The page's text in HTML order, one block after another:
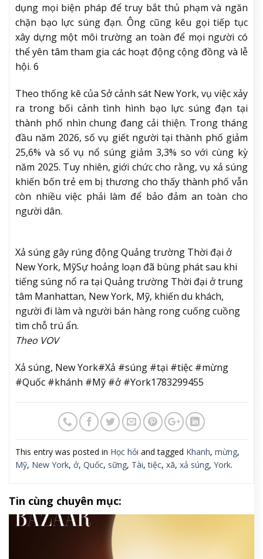
dụng mọi biện pháp để truy bắt thủ phạm và ngăn
chặn bạo lực súng đạn. Ông cũng kêu gọi tiếp tục
xây dựng một môi trường an toàn để mọi người có
thể yên tâm tham gia các hoạt động cộng đồng và lễ
hội. 6
Theo thống kê của Sở cảnh sát New York, vụ việc xảy
ra trong bối cảnh tình hình bạo lực súng đạn tại
thành phố nhìn chung đang cải thiện. Trong tháng
đầu năm 2026, số vụ giết người tại thành phố giảm
25,6% và số vụ nổ súng giảm 3,3% so với cùng kỳ
năm 2025. Tuy nhiên, giới chức cho rằng, vụ xả súng
khiến bốn trẻ em bị thương cho thấy thành phố vẫn
còn nhiều việc phải làm để bảo đảm an toàn cho
người dân.
Xả súng gây rúng động Quảng trường Thời đại ở
New York, MỹSự hoảng loạn đã bùng phát sau khi
tiếng súng nổ ra tại Quảng trường Thời đại ở trung
tâm Manhattan, New York, Mỹ, khiến du khách,
người đi làm và người bán hàng rong cuống cuồng
tìm chỗ trú ẩn.
Theo VOV
Xả súng, New York#Xả #súng #tại #tiệc #mừng
#Quốc #khánh #Mỹ #ở #York1783299455
This entry was posted in Học hỏi and tagged Khanh, mừng,
Mỹ, New York, ở, Quốc, sững, Tài,tiệc, xã, xả súng, York.
Tin cùng chuyên mục: